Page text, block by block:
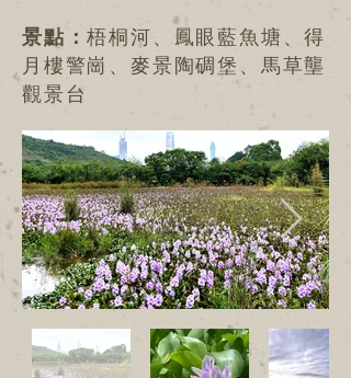
景點：梧桐河、鳳眼藍魚塘、得
月樓警崗、麥景陶碉堡、馬草壟
觀景台